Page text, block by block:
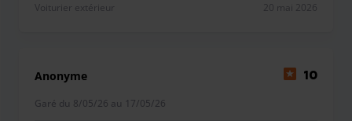
Voiturier extérieur 20 mai 2026
Anonyme 10
Garé du 8/05/26 au 17/05/26